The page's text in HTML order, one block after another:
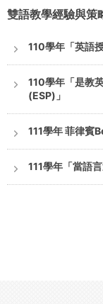
雙語教學經驗與策
110學年「英語
110學年「是教
(ESP)」
111學年 菲律賓
111學年「當語言